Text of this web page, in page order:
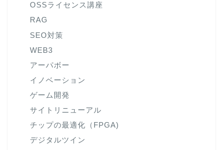
OSSライセンス講座
RAG
SEO対策
WEB3
アーパボー
イノベーション
ゲーム開発
サイトリニューアル
チップの最適化（FPGA)
デジタルツイン